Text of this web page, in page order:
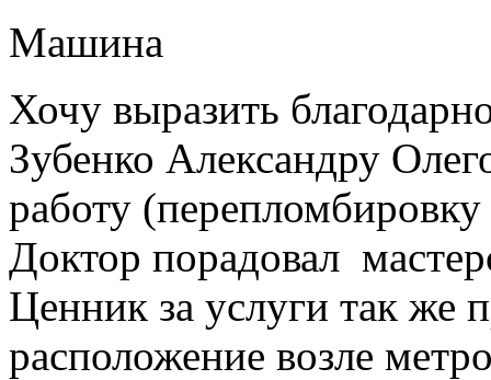
Машина
Хочу выразить
Зубенко Александру
работу
Доктор порадовал
Ценник за услуги так же
расположение возле